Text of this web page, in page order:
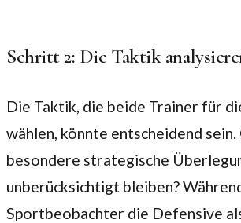
Schritt 2: Die Taktik
Die Taktik, die beide Trainer für
wählen, könnte entscheidend sein.
besondere strategische
unberücksichtigt bleiben?
Sportbeobachter die Defensive